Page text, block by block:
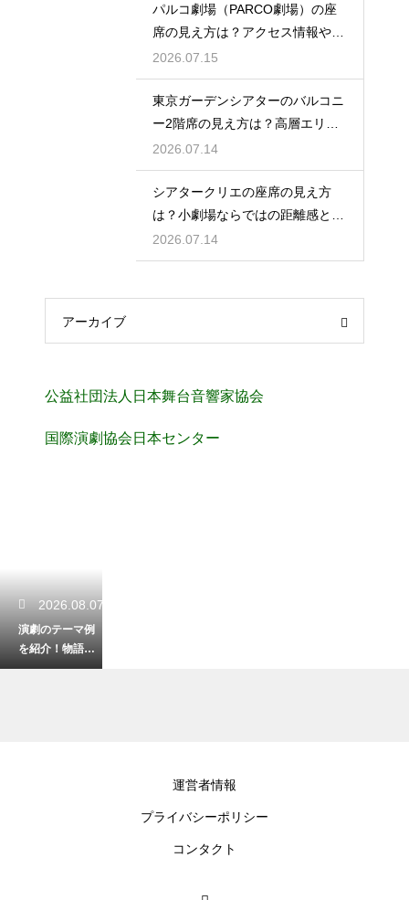
パルコ劇場（PARCO劇場）の座
席の見え方は？アクセス情報や劇
場の特徴も徹底紹介
2026.07.15
東京ガーデンシアターのバルコニ
ー2階席の見え方は？高層エリア
からの視界と音響をチェック
2026.07.14
シアタークリエの座席の見え方
は？小劇場ならではの距離感と見
やすさを解説
2026.07.14
アーカイブ
公益社団法人日本舞台音響家協会
国際演劇協会日本センター
2026.08.07
演劇のテーマ例
を紹介！物語の
核が見つかる発
運営者情報
プライバシーポリシー
コンタクト